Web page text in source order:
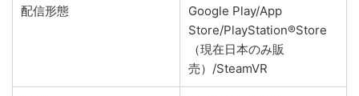
配信形態
Google Play/App
Store/PlayStation®Store
（現在日本のみ販
売）/SteamVR